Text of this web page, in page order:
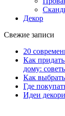
Декор
Свежие записи
20
Как
дому:
Как
Где
Идеи